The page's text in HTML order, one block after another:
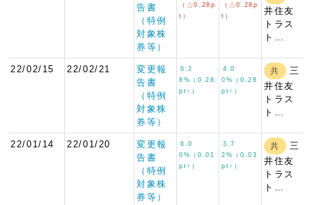
告書
（特例
対象株
券等）
（△0.28p
t）
（△0.28p
t）
井住友
トラス
ト…
22/02/15 22/02/21
変更報
告書
（特例
対象株
券等）
6.2
8%（0.28
pt↑）
4.0
0%（0.28
pt↑）
共
三
井住友
トラス
ト…
22/01/14 22/01/20
変更報
告書
（特例
対象株
券等）
6.0
0%（0.01
pt↑）
3.7
2%（0.03
pt↑）
共
三
井住友
トラス
ト…